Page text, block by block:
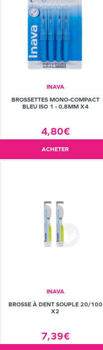
INAVA
BROSSETTES MONO-COMPACT
BLEU ISO 1 - 0,8MM X4
4,80€
ACHETER
INAVA
BROSSE À DENT SOUPLE 20/100
X2
7,39€